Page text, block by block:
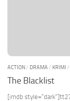
ACTION/ DRAMA / KRIMI /
The Blacklist
[imdb